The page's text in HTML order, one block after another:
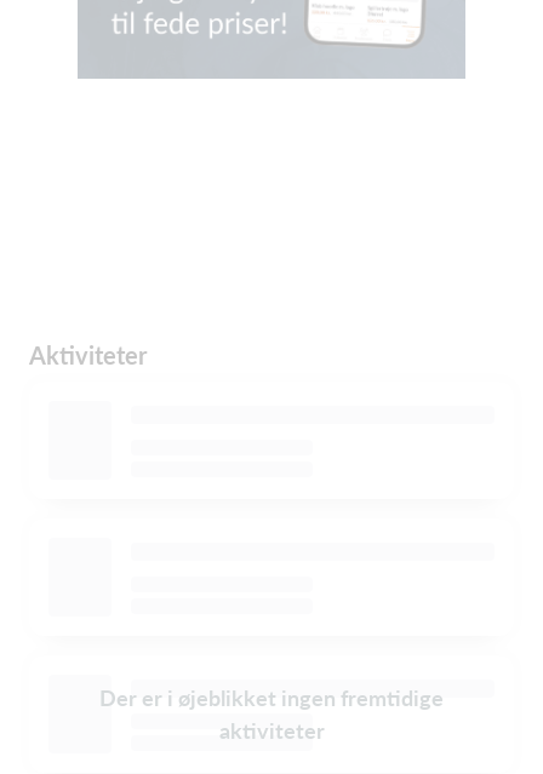
Aktiviteter
Der er i øjeblikket ingen fremtidige
aktiviteter